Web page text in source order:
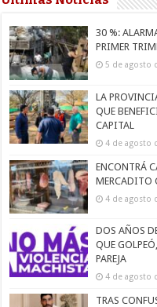
30 %:
PRIMER
5 de agosto
LA
QUE
CAPITAL
4 de agosto
ENCONTRÁ
MERCADITO
4 de agosto
DOS AÑOS
QUE
PAREJA
4 de agosto
TRAS